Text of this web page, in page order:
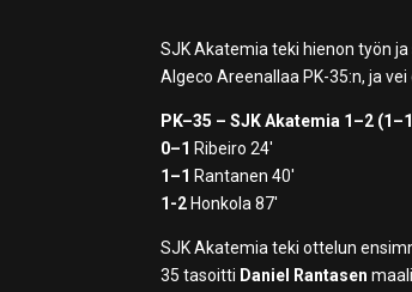
SJK Akatemia teki hienon työn
Algeco Areenallaa PK-35:n, ja
PK–35 – SJK Akatemia 1–2
0–1 Ribeiro 24′
1–1 Rantanen 40′
1-2 Honkola 87′
SJK Akatemia teki ottelun
35 tasoitti Daniel Rantasen